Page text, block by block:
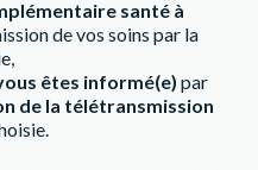
santé à
de vos soins par la
êtes informé(e) par
de la télétransmission